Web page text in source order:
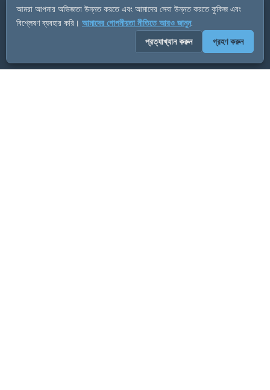
আমরা আপনার অভিজ্ঞতা উন্নত করতে এবং আমাদের সেবা উন্নত করতে কুকিজ এবং
বিশ্লেষণ ব্যবহার করি। আমাদের গোপনীয়তা নীতিতে আরও জানুন.
প্রত্যাখ্যান করুন
গ্রহণ করুন